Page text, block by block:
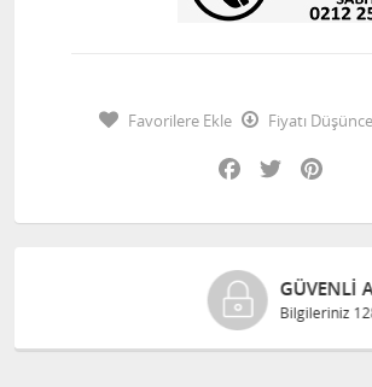
Favorilere Ekle
Fiyatı
Facebook
Twitter
GÜVENLI
Bilgileriniz 128 Bit SSL